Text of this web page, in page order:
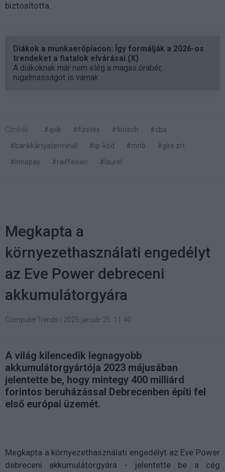
biztosította.
Diákok a munkaerőpiacon: Így formálják a 2026-os
trendeket a fiatalok elvárásai (X)
A diákoknak már nem elég a magas órabér,
rugalmasságot is várnak.
Címkék: #qvik #fizetés #fintech
#cba
#bankkártyaterminál
#qr-kód #mnb
#giro zrt.
#innopay
#raiffeisen #laurel
Megkapta a
környezethasználati engedélyt
az Eve Power debreceni
akkumulátorgyára
ComputerTrends 2025 január 25. 11:40
A világ kilencedik legnagyobb
akkumulátorgyártója 2023 májusában
jelentette be, hogy mintegy 400 milliárd
forintos beruházással Debrecenben építi fel
első európai üzemét.
Megkapta a környezethasználati engedélyt az Eve Power
debreceni akkumulátorgyára - jelentette be a cég